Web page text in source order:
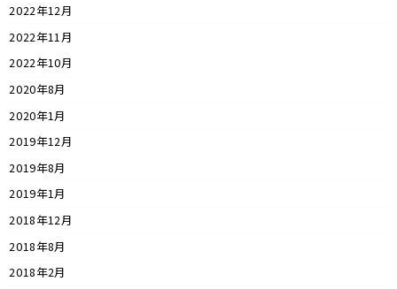
2022年12月
2022年11月
2022年10月
2020年8月
2020年1月
2019年12月
2019年8月
2019年1月
2018年12月
2018年8月
2018年2月